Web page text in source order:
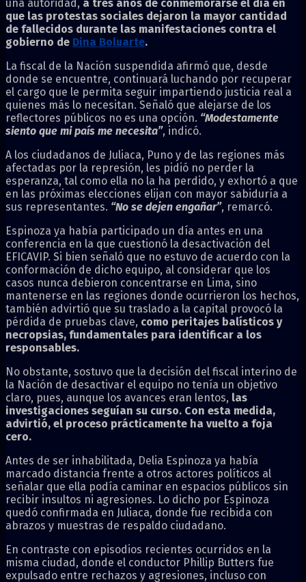
una autoridad, a tres años de conmemorarse el día en
que las protestas sociales dejaron la mayor cantidad
de fallecidos durante las manifestaciones contra el
gobierno de Dina Boluarte.
La fiscal de la Nación suspendida afirmó que, desde
donde se encuentre, continuará luchando por recuperar
el cargo que le permita seguir impartiendo justicia real a
quienes más lo necesitan. Señaló que alejarse de los
reflectores públicos no es una opción. “Modestamente
siento que mi país me necesita”, indicó.
A los ciudadanos de Juliaca, Puno y de las regiones más
afectadas por la represión, les pidió no perder la
esperanza, tal como ella no la ha perdido, y exhortó a que
en las próximas elecciones elijan con mayor sabiduría a
sus representantes. “No se dejen engañar”, remarcó.
Espinoza ya había participado un día antes en una
conferencia en la que cuestionó la desactivación del
EFICAVIP. Si bien señaló que no estuvo de acuerdo con la
conformación de dicho equipo, al considerar que los
casos nunca debieron concentrarse en Lima, sino
mantenerse en las regiones donde ocurrieron los hechos,
también advirtió que su traslado a la capital provocó la
pérdida de pruebas clave, como peritajes balísticos y
necropsias, fundamentales para identificar a los
responsables.
No obstante, sostuvo que la decisión del fiscal interino de
la Nación de desactivar el equipo no tenía un objetivo
claro, pues, aunque los avances eran lentos, las
investigaciones seguían su curso. Con esta medida,
advirtió, el proceso prácticamente ha vuelto a foja
cero.
Antes de ser inhabilitada, Delia Espinoza ya había
marcado distancia frente a otros actores políticos al
señalar que ella podía caminar en espacios públicos sin
recibir insultos ni agresiones. Lo dicho por Espinoza
quedó confirmada en Juliaca, donde fue recibida con
abrazos y muestras de respaldo ciudadano.
En contraste con episodios recientes ocurridos en la
misma ciudad, donde el conductor Phillip Butters fue
expulsado entre rechazos y agresiones, incluso con